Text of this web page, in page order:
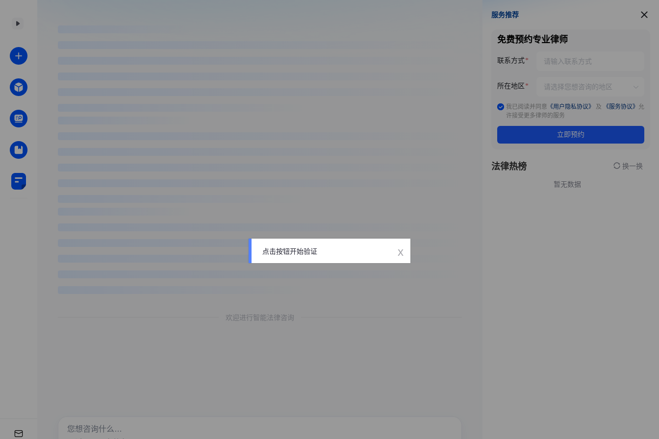
欢迎进行智能法律咨询
服务推荐
服务推荐
免费预约专业律师
联系方式
所在地区
我已阅读并同意 《用户隐私协议》 及 《服务协议》 允
许接受更多律师的服务
立即预约
法律热榜 换一换
暂无数据
点击按钮开始验证 x